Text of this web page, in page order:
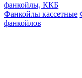
фанкойлы, ККБ
Фанкойлы кассетные
фанкойлов